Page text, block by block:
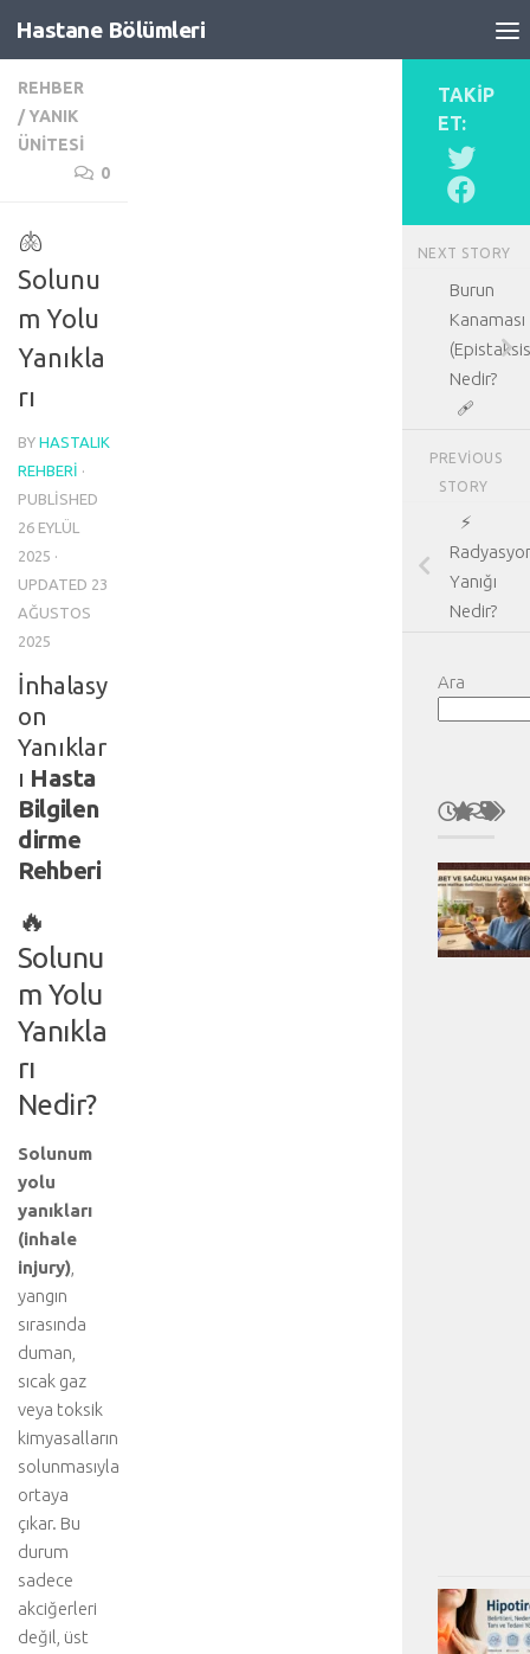
Skip to content
Hastane Bölümleri
REHBER
/ YANIK
ÜNITESI
0
🫁
Solunu
m Yolu
Yanıkla
rı
BY HASTALIK
REHBERI ·
PUBLISHED
26 EYLÜL
2025 ·
UPDATED 23
AĞUSTOS
2025
İnhalasy
on
Yanıklar
ı Hasta
Bilgilen
dirme
Rehberi
🔥
Solunu
m Yolu
Yanıkla
rı
Nedir?
Solunum
yolu
yanıkları
(inhale
injury)
yangın
sırasında
duman,
sıcak gaz
veya toksik
kimyasalların
solunmasıyla
ortaya
çıkar. Bu
durum
sadece
akciğerleri
değil, üst
TAKIP
ET:
NEXT STORY
Burun
Kanaması
Nedir?
🩹
PREVIOUS
STORY
⚡
Yanığı
Nedir?
Ara